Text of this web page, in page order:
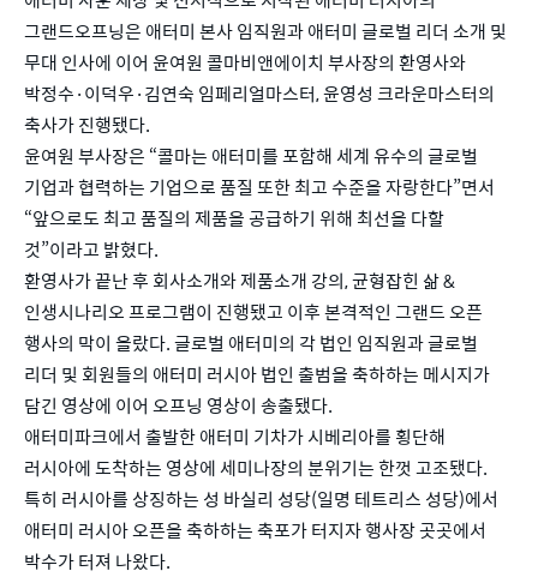
그랜드오프닝은 애터미 본사 임직원과 애터미 글로벌 리더 소개 및
무대 인사에 이어 윤여원 콜마비앤에이치 부사장의 환영사와
박정수·이덕우·김연숙 임페리얼마스터, 윤영성 크라운마스터의
축사가 진행됐다.
윤여원 부사장은 “콜마는 애터미를 포함해 세계 유수의 글로벌
기업과 협력하는 기업으로 품질 또한 최고 수준을 자랑한다”면서
“앞으로도 최고 품질의 제품을 공급하기 위해 최선을 다할
것”이라고 밝혔다.
환영사가 끝난 후 회사소개와 제품소개 강의, 균형잡힌 삶 &
인생시나리오 프로그램이 진행됐고 이후 본격적인 그랜드 오픈
행사의 막이 올랐다. 글로벌 애터미의 각 법인 임직원과 글로벌
리더 및 회원들의 애터미 러시아 법인 출범을 축하하는 메시지가
담긴 영상에 이어 오프닝 영상이 송출됐다.
애터미파크에서 출발한 애터미 기차가 시베리아를 횡단해
러시아에 도착하는 영상에 세미나장의 분위기는 한껏 고조됐다.
특히 러시아를 상징하는 성 바실리 성당(일명 테트리스 성당)에서
애터미 러시아 오픈을 축하하는 축포가 터지자 행사장 곳곳에서
박수가 터져 나왔다.